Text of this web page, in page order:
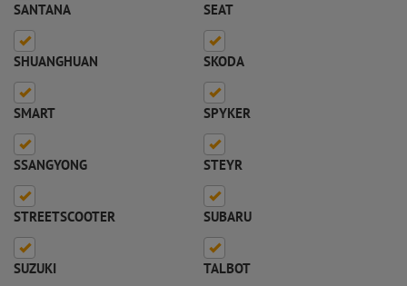
SANTANA SEAT
SHUANGHUAN SKODA
SMART SPYKER
SSANGYONG STEYR
STREETSCOOTER SUBARU
SUZUKI TALBOT